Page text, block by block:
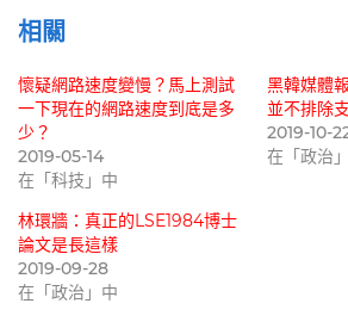
相關
懷疑網路速度變慢？馬上測試
一下現在的網路速度到底是多
少？
2019-05-14
在「科技」中
黑韓媒體
並不排除
2019-10-
在「政治
林環牆：真正的LSE1984博士
論文是長這樣
2019-09-28
在「政治」中